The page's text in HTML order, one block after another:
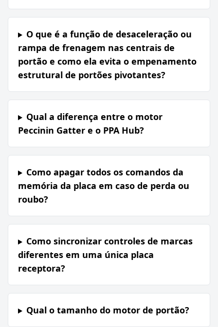
O que é a função de desaceleração ou
rampa de frenagem nas centrais de
portão e como ela evita o empenamento
estrutural de portões pivotantes?
Qual a diferença entre o motor
Peccinin Gatter e o PPA Hub?
Como apagar todos os comandos da
memória da placa em caso de perda ou
roubo?
Como sincronizar controles de marcas
diferentes em uma única placa
receptora?
Qual o tamanho do motor de portão?